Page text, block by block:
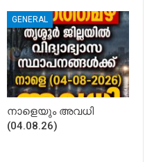
GENERAL
നാളെയും അവധി
(04.08.26)